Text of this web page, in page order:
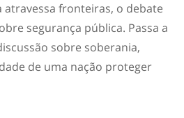
fronteiras, o debate
segurança pública. Passa a
sobre soberania,
de uma nação proteger